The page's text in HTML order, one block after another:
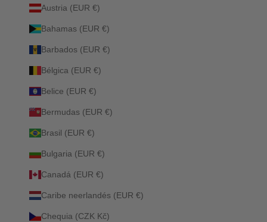
Austria (EUR €)
Bahamas (EUR €)
Barbados (EUR €)
Bélgica (EUR €)
Belice (EUR €)
Bermudas (EUR €)
Brasil (EUR €)
Bulgaria (EUR €)
Canadá (EUR €)
Caribe neerlandés (EUR €)
Chequia (CZK Kč)